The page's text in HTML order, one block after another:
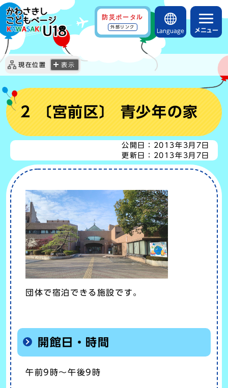
防災ポータル
外部リンク
Language メニュー
現在位置 表示
2 〔宮前区〕 青少年の家
公開日：
2013年3月7日
更新日：
2013年3月7日
団体で宿泊できる施設です。
開館日・時間
午前9時～午後9時